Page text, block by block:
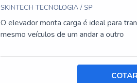
SKINTECH TECNOLOGIA / SP
O elevador monta carga é ideal para
mesmo veículos de um andar a outro